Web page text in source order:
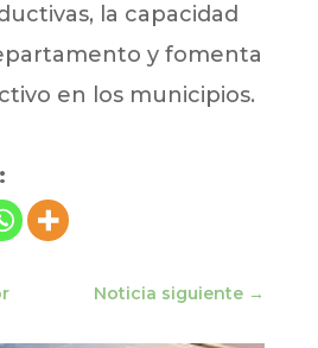
la capacidad
y fomenta
en los municipios.
Noticia siguiente →